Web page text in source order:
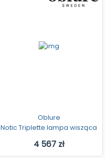
Oblure
Notic Triplette lampa wisząca
4 567 zł